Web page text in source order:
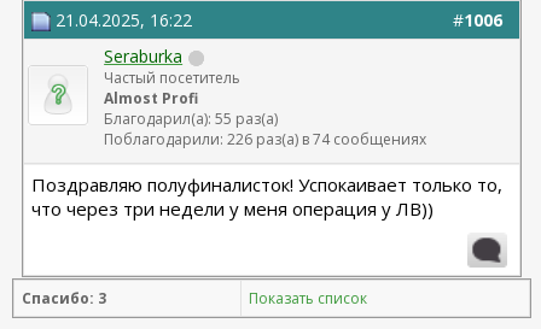
#1006
21.04.2025, 16:22
Seraburka
Частый посетитель
Almost Profi
Благодарил(а): 55 раз(а)
Поблагодарили: 226 раз(а) в 74 сообщениях
Поздравляю полуфиналисток! Успокаивает только то,
что через три недели у меня операция у ЛВ))
Спасибо: 3 Показать список